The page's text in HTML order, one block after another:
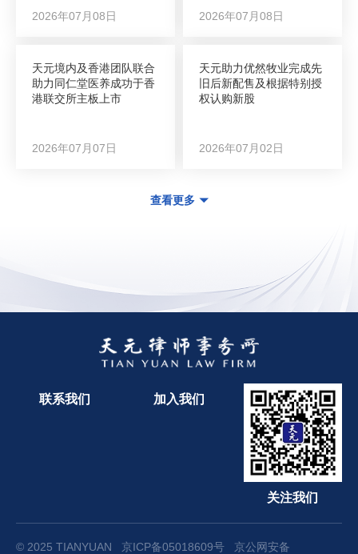
2026年07月08日 2026年07月08日
天元境内及香港团队联合
助力同仁堂医养成功于香
港联交所主板上市
2026年07月07日
天元助力优然牧业完成先
旧后新配售及根据特别授
权认购新股
2026年07月02日
查看更多
联系我们 加入我们
关注我们
© 2025 TIANYUAN 京ICP备05018609号 京公网安备